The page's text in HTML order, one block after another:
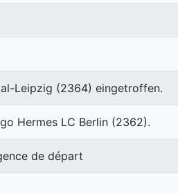
Leipzig (2364) eingetroffen.
Hermes LC Berlin (2362).
de départ